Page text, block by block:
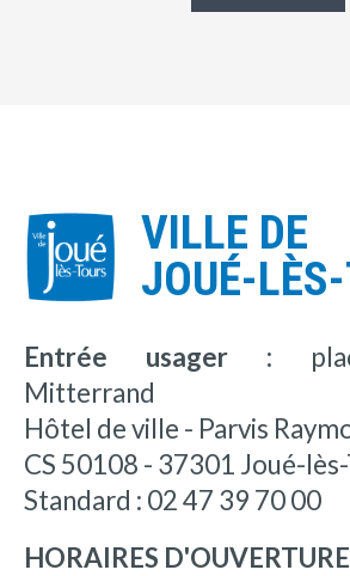
VILLE DE
JOUÉ-
Entrée usager :
Mitterrand
Hôtel de ville - Parvis
CS 50108 - 37301 Joué-
Standard : 02 47 39 70 00
HORAIRES